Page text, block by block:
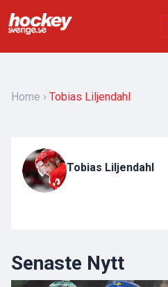
YouTube
Evenemang
Övrigt
Home Tobias Liljendahl
Tobias Liljendahl
Senaste Nytt